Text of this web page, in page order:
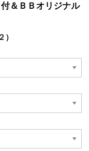
＆ＢＢオリジナル